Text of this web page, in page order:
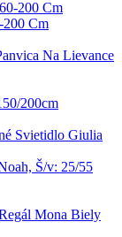
200 Cm
Na Lievance
200cm
Svietidlo Giulia
Š/v: 25/55
Mona Biely